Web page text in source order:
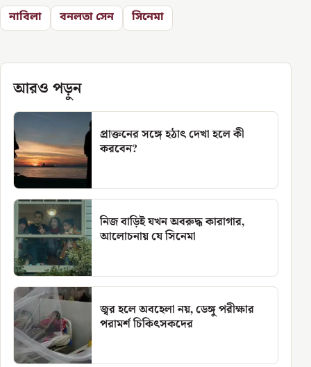
নাবিলা বনলতা সেন সিনেমা
আরও পড়ুন
প্রাক্তনের সঙ্গে হঠাৎ দেখা হলে কী
করবেন?
নিজ বাড়িই যখন অবরুদ্ধ কারাগার,
আলোচনায় যে সিনেমা
জ্বর হলে অবহেলা নয়, ডেঙ্গু পরীক্ষার
পরামর্শ চিকিৎসকদের